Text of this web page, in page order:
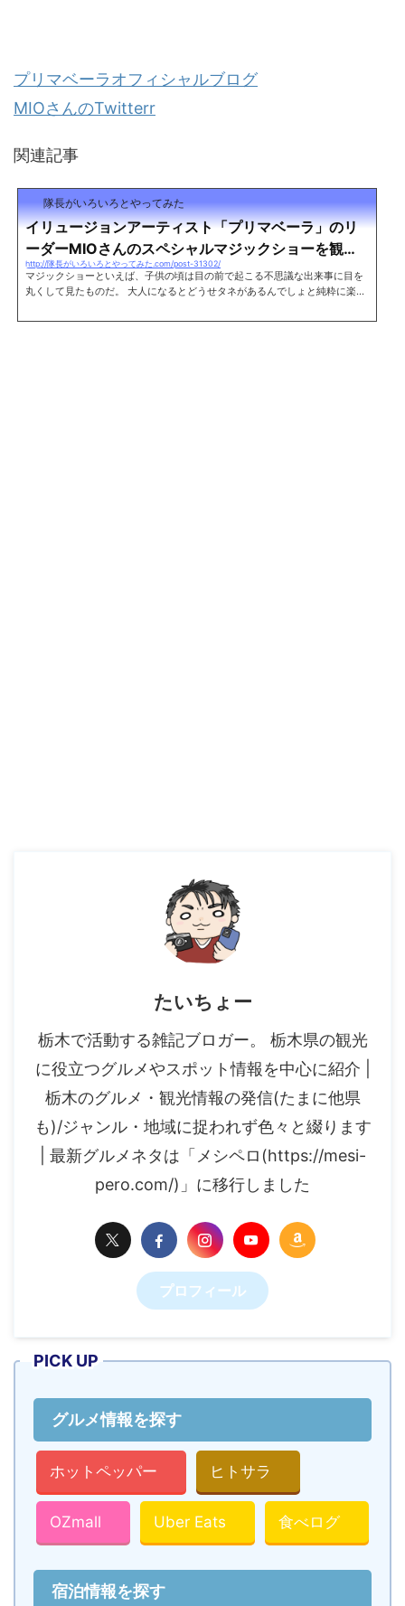
プリマベーラオフィシャルブログ
MIOさんのTwitterr
関連記事
隊長がいろいろとやってみた
イリュージョンアーティスト「プリマベーラ」のリ
ーダーMIOさんのスペシャルマジックショーを観て
きた
http://隊長がいろいろとやってみた.com/post-31302/
マジックショーといえば、子供の頃は目の前で起こる不思議な出来事に目を
丸くして見たものだ。 大人になるとどうせタネがあるんでしょと純粋に楽し
目の前で見たことは一度もなかった。そんな時に偶然twitterで見かけたの
たいちょー
栃木で活動する雑記ブロガー。 栃木県の観光
に役立つグルメやスポット情報を中心に紹介 |
栃木のグルメ・観光情報の発信(たまに他県
も)/ジャンル・地域に捉われず色々と綴ります
| 最新グルメネタは「メシペロ(https://mesi-
pero.com/)」に移行しました
プロフィール
PICK UP
グルメ情報を探す
ホットペッパー ヒトサラ
OZmall Uber Eats 食べログ
宿泊情報を探す